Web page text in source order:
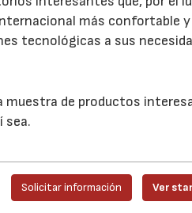
más confortable
tecnológicas a sus
muestra de productos
sea.
Solicitar información Ver